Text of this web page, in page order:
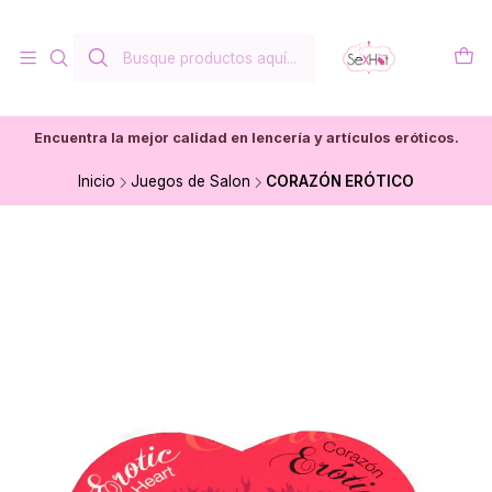
Encuentra la mejor calidad en lencería y artículos eróticos.
Inicio Juegos de Salon CORAZÓN ERÓTICO